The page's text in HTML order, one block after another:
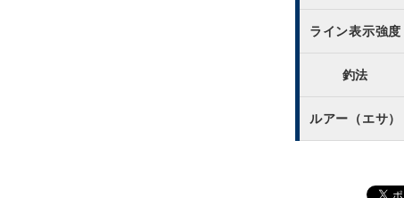
ライン表示強度
釣法
ルアー（エサ）